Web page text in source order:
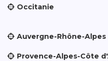
Occitanie
Auvergne-Rhône-Alpes
Provence-Alpes-Côte